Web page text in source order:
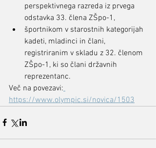
perspektivnega razreda iz prvega
odstavka 33. člena ZŠpo-1,
športnikom v starostnih kategorijah
kadeti, mladinci in člani,
registriranim v skladu z 32. členom
ZŠpo-1, ki so člani državnih
reprezentanc.
Več na povezavi:
https://www.olympic.si/novica/1503